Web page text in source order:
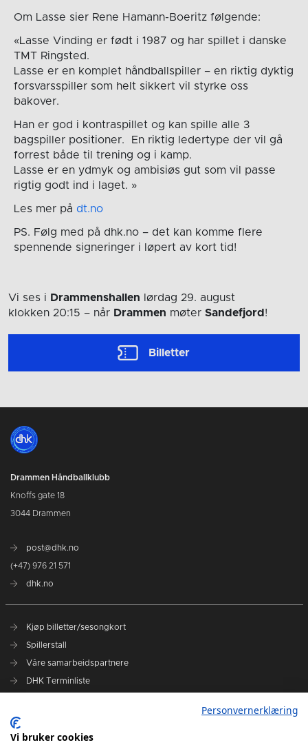
Om Lasse sier Rene Hamann-Boeritz følgende:
«Lasse Vinding er født i 1987 og har spillet i danske
TMT Ringsted.
Lasse er en komplet håndballspiller – en riktig dyktig
forsvarsspiller som helt sikkert vil styrke oss
bakover.
Han er god i kontraspillet og kan spille alle 3
bagspiller positioner. En riktig ledertype der vil gå
forrest både til trening og i kamp.
Lasse er en ydmyk og ambisiøs gut som vil passe
rigtig godt ind i laget. »
Les mer på dt.no
PS. Følg med på dhk.no – det kan komme flere
spennende signeringer i løpert av kort tid!
Vi ses i Drammenshallen lørdag 29. august
klokken 20:15 – når Drammen møter Sandefjord !
Billetter
Drammen Håndballklubb
Knoffs gate 18
3044 Drammen
post@dhk.no
(+47) 976 21 571
dhk.no
Kjøp billetter/sesongkort
Spillerstall
Våre samarbeidspartnere
DHK Terminliste
DHK på Instagram
Personvernerklæring
Vi bruker cookies